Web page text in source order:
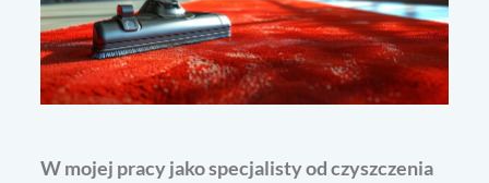
W mojej pracy jako specjalisty od czyszczenia